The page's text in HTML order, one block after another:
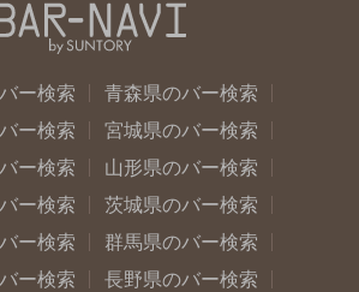
ー検索
青森県のバー検索
ー検索
宮城県のバー検索
ー検索
山形県のバー検索
ー検索
茨城県のバー検索
ー検索
群馬県のバー検索
ー検索
長野県のバー検索